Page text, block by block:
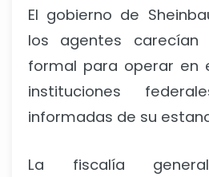
El gobierno de
los agentes carecían
formal para operar en
instituciones
informadas de su
La fiscalía